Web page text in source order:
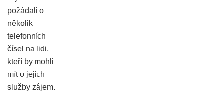
požádali o
několik
telefonních
čísel na lidi,
kteří by mohli
mít o jejich
služby zájem.